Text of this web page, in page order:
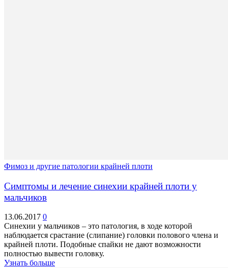
Фимоз и другие патологии крайней плоти
Симптомы и лечение синехии крайней плоти у
мальчиков
13.06.2017 0
Синехии у мальчиков – это патология, в ходе которой
наблюдается срастание (слипание) головки полового члена и
крайней плоти. Подобные спайки не дают возможности
полностью вывести головку.
Узнать больше